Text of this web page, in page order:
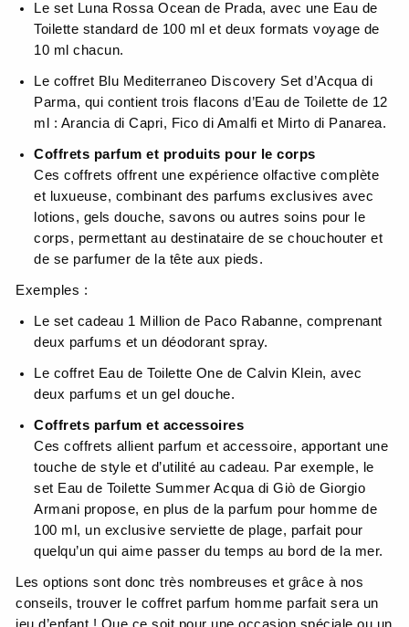
Le set Luna Rossa Ocean de Prada, avec une Eau de
Toilette standard de 100 ml et deux formats voyage de
10 ml chacun.
Le coffret Blu Mediterraneo Discovery Set d’Acqua di
Parma, qui contient trois flacons d’Eau de Toilette de 12
ml : Arancia di Capri, Fico di Amalfi et Mirto di Panarea.
Coffrets parfum et produits pour le corps
Ces coffrets offrent une expérience olfactive complète
et luxueuse, combinant des parfums exclusives avec
lotions, gels douche, savons ou autres soins pour le
corps, permettant au destinataire de se chouchouter et
de se parfumer de la tête aux pieds.
Exemples :
Le set cadeau 1 Million de Paco Rabanne, comprenant
deux parfums et un déodorant spray.
Le coffret Eau de Toilette One de Calvin Klein, avec
deux parfums et un gel douche.
Coffrets parfum et accessoires
Ces coffrets allient parfum et accessoire, apportant une
touche de style et d’utilité au cadeau. Par exemple, le
set Eau de Toilette Summer Acqua di Giò de Giorgio
Armani propose, en plus de la parfum pour homme de
100 ml, un exclusive serviette de plage, parfait pour
quelqu’un qui aime passer du temps au bord de la mer.
Les options sont donc très nombreuses et grâce à nos
conseils, trouver le coffret parfum homme parfait sera un